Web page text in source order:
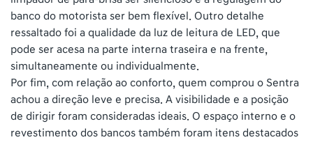
banco do motorista ser bem flexível. Outro detalhe
ressaltado foi a qualidade da luz de leitura de LED, que
pode ser acesa na parte interna traseira e na frente,
simultaneamente ou individualmente.
Por fim, com relação ao conforto, quem comprou o Sentra
achou a direção leve e precisa. A visibilidade e a posição
de dirigir foram consideradas ideais. O espaço interno e o
revestimento dos bancos também foram itens destacados